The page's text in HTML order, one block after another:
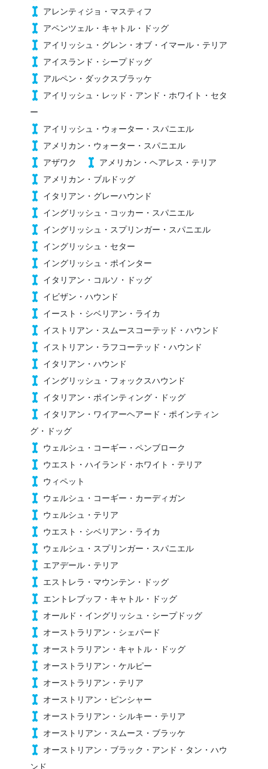
アレンティジョ・マスティフ
アペンツェル・キャトル・ドッグ
アイリッシュ・グレン・オブ・イマール・テリア
アイスランド・シープドッグ
アルペン・ダックスブラッケ
アイリッシュ・レッド・アンド・ホワイト・セタ
ー
アイリッシュ・ウォーター・スパニエル
アメリカン・ウォーター・スパニエル
アザワク
アメリカン・ヘアレス・テリア
アメリカン・ブルドッグ
イタリアン・グレーハウンド
イングリッシュ・コッカー・スパニエル
イングリッシュ・スプリンガー・スパニエル
イングリッシュ・セター
イングリッシュ・ポインター
イタリアン・コルソ・ドッグ
イビザン・ハウンド
イースト・シベリアン・ライカ
イストリアン・スムースコーテッド・ハウンド
イストリアン・ラフコーテッド・ハウンド
イタリアン・ハウンド
イングリッシュ・フォックスハウンド
イタリアン・ポインティング・ドッグ
イタリアン・ワイアーヘアード・ポインティン
グ・ドッグ
ウェルシュ・コーギー・ペンブローク
ウエスト・ハイランド・ホワイト・テリア
ウィペット
ウェルシュ・コーギー・カーディガン
ウェルシュ・テリア
ウエスト・シベリアン・ライカ
ウェルシュ・スプリンガー・スパニエル
エアデール・テリア
エストレラ・マウンテン・ドッグ
エントレブッフ・キャトル・ドッグ
オールド・イングリッシュ・シープドッグ
オーストラリアン・シェパード
オーストラリアン・キャトル・ドッグ
オーストラリアン・ケルピー
オーストラリアン・テリア
オーストリアン・ピンシャー
オーストラリアン・シルキー・テリア
オーストリアン・スムース・ブラッケ
オーストリアン・ブラック・アンド・タン・ハウ
ンド